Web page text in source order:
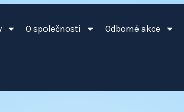
O společnosti Odborné akce